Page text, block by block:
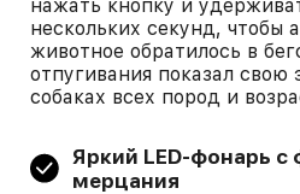
нажать кнопку и
нескольких секунд, чтобы
животное обратилось в
отпугивания показал свою
собаках всех пород и
Яркий LED-фонарь с
мерцания